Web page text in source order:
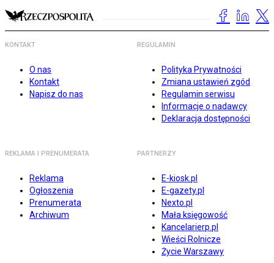
KONTAKT
O nas
Kontakt
Napisz do nas
REGULAMIN
Polityka Prywatności
Zmiana ustawień zgód
Regulamin serwisu
Informacje o nadawcy
Deklaracja dostępności
REKLAMA I PRENUMERATA
Reklama
Ogłoszenia
Prenumerata
Archiwum
PARTNERZY
E-kiosk.pl
E-gazety.pl
Nexto.pl
Mała księgowość
Kancelarierp.pl
Wieści Rolnicze
Życie Warszawy